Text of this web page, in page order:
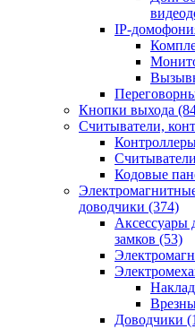
IP-
Кнопки выхода
Считыватели,
Кодовые
доводчики (374)
Аксессуары
замков (53)
Доводчики